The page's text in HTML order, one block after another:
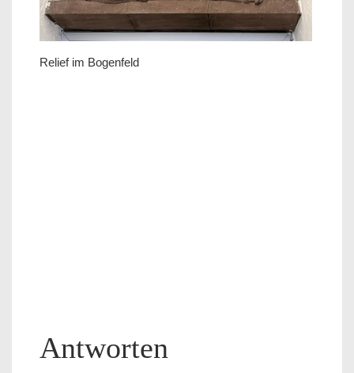
Relief im Bogenfeld
Antworten